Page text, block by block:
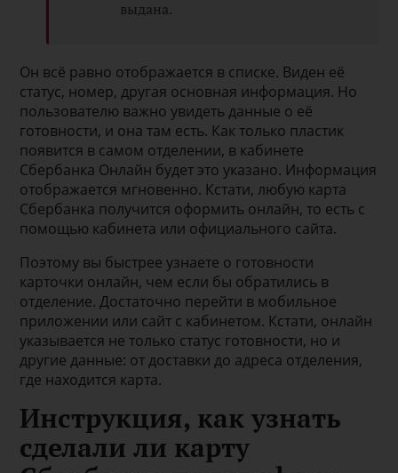
выдана.
Он всё равно отображается в списке. Виден её
статус, номер, другая основная информация. Но
пользователю важно увидеть данные о её
готовности, и она там есть. Как только пластик
появится в самом отделении, в кабинете
Сбербанка Онлайн будет это указано. Информация
отображается мгновенно. Кстати, любую карта
Сбербанка получится оформить онлайн, то есть с
помощью кабинета или официального сайта.
Поэтому вы быстрее узнаете о готовности
карточки онлайн, чем если бы обратились в
отделение. Достаточно перейти в мобильное
приложении или сайт с кабинетом. Кстати, онлайн
указывается не только статус готовности, но и
другие данные: от доставки до адреса отделения,
где находится карта.
Инструкция, как узнать
сделали ли карту